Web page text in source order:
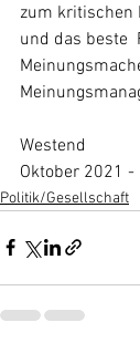
zum kritischen
und das beste
Westend
Oktober 2021
Politik/Gesellschaft